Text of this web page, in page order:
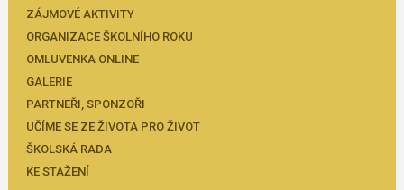
ZÁJMOVÉ AKTIVITY
ORGANIZACE ŠKOLNÍHO ROKU
OMLUVENKA ONLINE
GALERIE
PARTNEŘI, SPONZOŘI
UČÍME SE ZE ŽIVOTA PRO ŽIVOT
ŠKOLSKÁ RADA
KE STAŽENÍ